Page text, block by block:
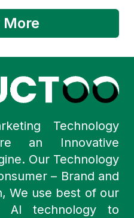
More
Technology
an Innovative
Our Technology
– Brand and
We use best of our
AI technology to